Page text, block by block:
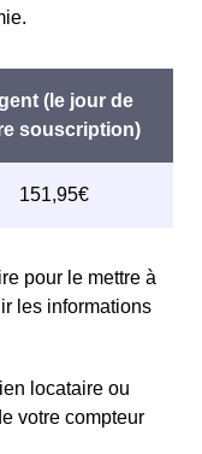
pour le mettre à
les informations
locataire ou
votre compteur